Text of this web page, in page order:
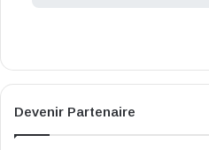
Devenir Partenaire